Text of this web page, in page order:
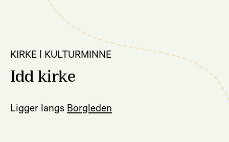
KIRKE | KULTURMINNE
Idd kirke
Ligger langs Borgleden